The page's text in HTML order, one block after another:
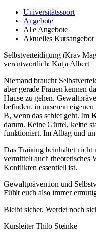
Universitätssport
Angebote
Alle Angebote
Aktuelles Kursangebot
Selbstverteidigung (Krav
verantwortlich: Katja Albert
Niemand braucht
aber gerade Frauen kennen
Hause zu gehen.
befinden: in unserem
B, wenn das schief geht. Im
darum. Keine Gürtel, keine
funktioniert. Im Alltag und
Das Training beinhaltet nicht
vermittelt auch theoretisches
Konflikten essentiell ist.
Gewaltprävention und
Fühlt euch also immer
Bleibt sicher. Werdet noch
Kursleiter Thilo Steinke